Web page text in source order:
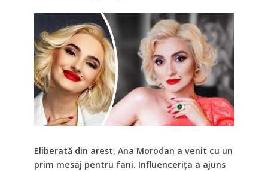
Eliberată din arest, Ana Morodan a venit cu un
prim mesaj pentru fani. Influencerița a ajuns